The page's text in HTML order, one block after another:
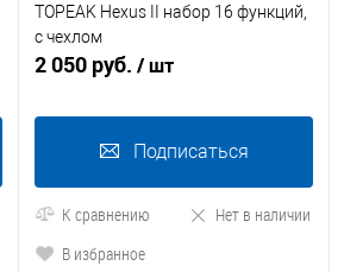
TOPEAK Hexus II набор 16 функций,
с чехлом
2 050 руб. / шт
Подписаться
К сравнению
Нет в наличии
В избранное